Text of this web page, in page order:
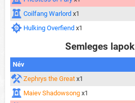
Coilfang Warlord x1
Hulking Overfiend x1
Semleges lapok
Név
Zephrys the Great x1
Maiev Shadowsong x1